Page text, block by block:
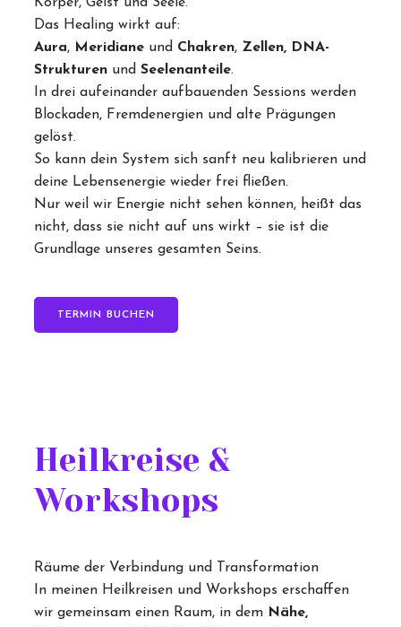
Das Healing wirkt auf:
Aura, Meridiane und Chakren, Zellen, DNA-
Strukturen und Seelenanteile.
In drei aufeinander aufbauenden Sessions werden
Blockaden, Fremdenergien und alte Prägungen
gelöst.
So kann dein System sich sanft neu kalibrieren und
deine Lebensenergie wieder frei fließen.
Nur weil wir Energie nicht sehen können, heißt das
nicht, dass sie nicht auf uns wirkt – sie ist die
Grundlage unseres gesamten Seins.
TERMIN BUCHEN
Heilkreise &
Workshops
Räume der Verbindung und Transformation
In meinen Heilkreisen und Workshops erschaffen
wir gemeinsam einen Raum, in dem Nähe,